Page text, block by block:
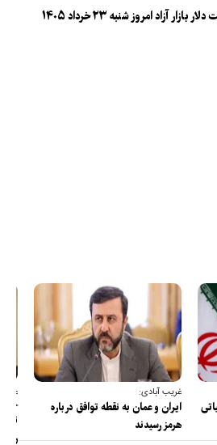
بازار آزاد امروز شنبه ۲۳ خرداد ۱۴۰۵
غریب آبادی:
ایران و عمان به نقطه توافق درباره
هرمز رسیدند
عضو
را